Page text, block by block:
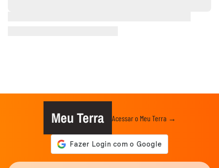
Meu Terra Acessar o Meu Terra →